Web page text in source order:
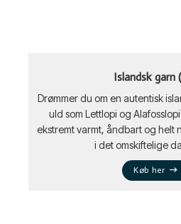
Islandsk garn
Drømmer du om en autentisk
uld som Lettlopi og
ekstremt varmt, åndbart og helt
i det omskiftelige
Køb her